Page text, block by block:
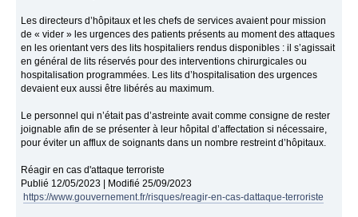
Les directeurs d’hôpitaux et les chefs de services avaient pour mission
de « vider » les urgences des patients présents au moment des attaques
en les orientant vers des lits hospitaliers rendus disponibles : il s’agissait
en général de lits réservés pour des interventions chirurgicales ou
hospitalisation programmées. Les lits d’hospitalisation des urgences
devaient eux aussi être libérés au maximum.
Le personnel qui n’était pas d’astreinte avait comme consigne de rester
joignable afin de se présenter à leur hôpital d’affectation si nécessaire,
pour éviter un afflux de soignants dans un nombre restreint d’hôpitaux.
Réagir en cas d'attaque terroriste
Publié 12/05/2023 | Modifié 25/09/2023
https://www.gouvernement.fr/risques/reagir-en-cas-dattaque-terroriste